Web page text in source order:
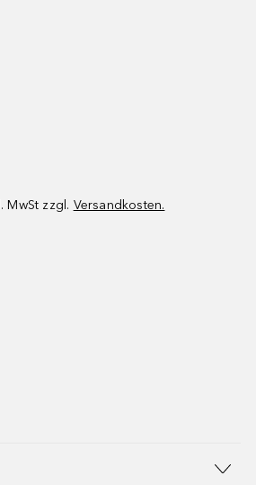
MwSt zzgl. Versandkosten.